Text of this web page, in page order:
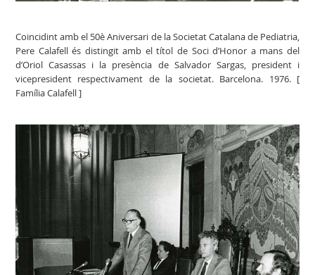
Coincidint amb el 50è Aniversari de la Societat Catalana de Pediatria,
Pere Calafell és distingit amb el títol de Soci d’Honor a mans del
d’Oriol Casassas i la presència de Salvador Sargas, president i
vicepresident respectivament de la societat. Barcelona. 1976. [
Família Calafell ]